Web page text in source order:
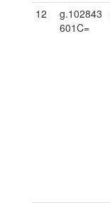
12
g.102843
601C=